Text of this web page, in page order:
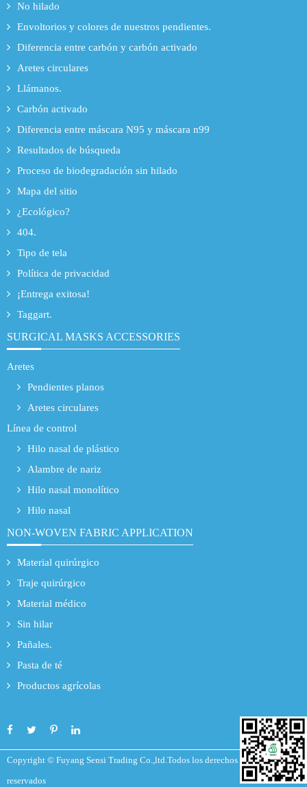
No hilado
Envoltorios y colores de nuestros pendientes.
Diferencia entre carbón y carbón activado
Aretes circulares
Llámanos.
Carbón activado
Diferencia entre máscara N95 y máscara n99
Resultados de búsqueda
Proceso de biodegradación sin hilado
Mapa del sitio
¿Ecológico?
404.
Tipo de tela
Política de privacidad
¡Entrega exitosa!
Taggart.
SURGICAL MASKS ACCESSORIES
Aretes
Pendientes planos
Aretes circulares
Línea de control
Hilo nasal de plástico
Alambre de nariz
Hilo nasal monolítico
Hilo nasal
NON-WOVEN FABRIC APPLICATION
Material quirúrgico
Traje quirúrgico
Material médico
Sin hilar
Pañales.
Pasta de té
Productos agrícolas
Copyright © Fuyang Sensi Trading Co.,ltd.Todos los derechos
reservados